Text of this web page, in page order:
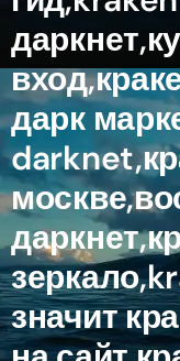
дарк
значит